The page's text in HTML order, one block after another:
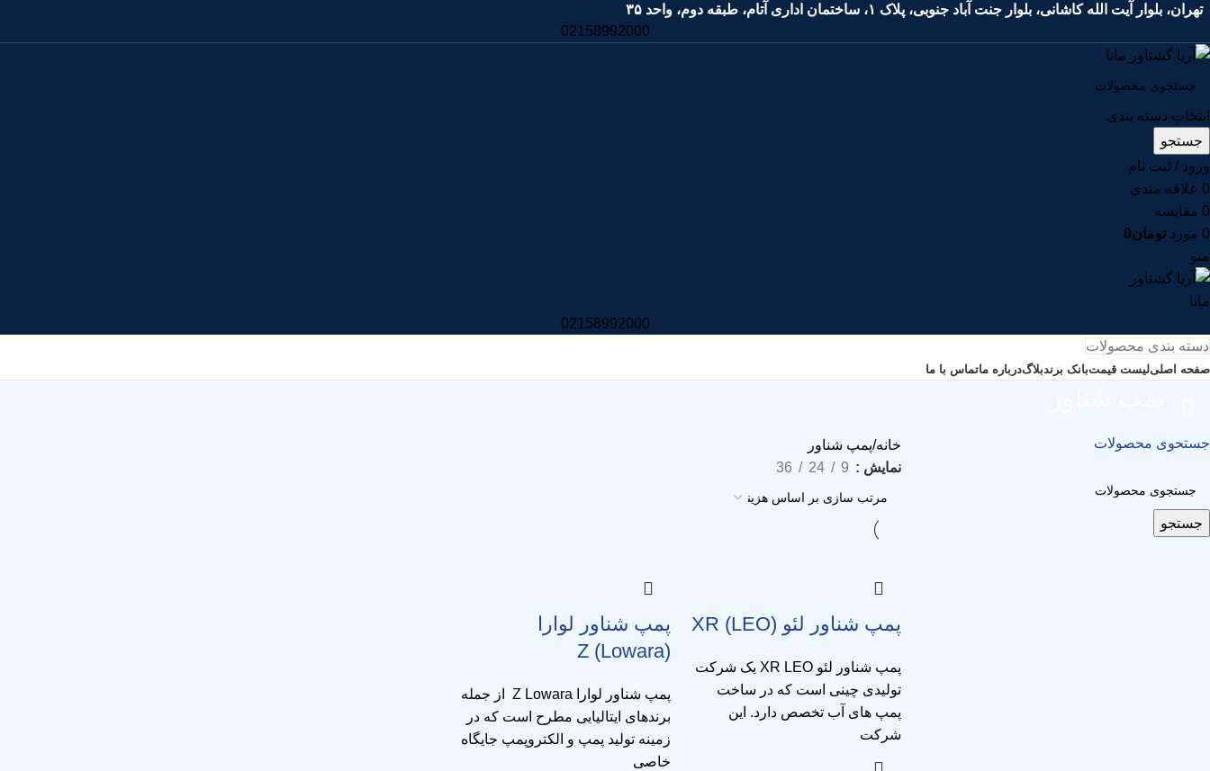
تهران، بلوار آیت الله کاشانی، بلوار جنت آباد جنوبی، پلاک ۱، ساختمان اداری آتام، طبقه دوم، واحد ۳۵
02158992000
انتخاب دسته بندی
جستجو
ورود / ثبت نام
0 علاقه مندی
0 مقايسه
0 مورد تومان0
منو
02158992000
دسته بندی محصولات
صفحه اصلیلیست قیمتبانک برندبلاگدرباره ماتماس با ما
جستحوی محصولات
جستجو
خانه پمپ شناور
نمایش
9
24
36
پمپ شناور لئو (LEO) XR
پمپ شناور لئو XR LEO یک شرکت
تولیدی چینی است که در ساخت
پمپ های آب تخصص دارد. این
شرکت
پمپ شناور لوارا
(Lowara) Z
پمپ شناور لوارا Z Lowara از جمله
برندهای ایتالیایی مطرح است که در
زمینه تولید پمپ و الکتروپمپ جایگاه
خاصی